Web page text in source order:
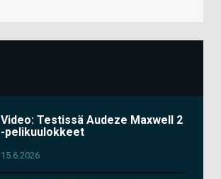
Video: Testissä Audeze Maxwell 2
-pelikuulokkeet
15.6.2026